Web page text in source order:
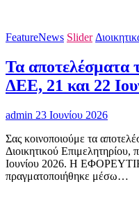
FeatureNews Slider
Τα αποτελέσματα
ΔΕΕ, 21 και 22
admin 23 Ιουνίου 2026
Σας κοινοποιούμε τα
Διοικητικού Επιμελητηρίου,
Ιουνίου 2026. Η
πραγματοποιήθηκε μέσω…